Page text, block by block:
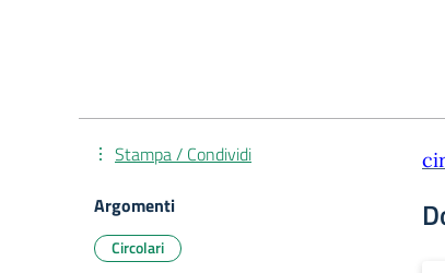
Stampa / Condividi
Argomenti
Circolari